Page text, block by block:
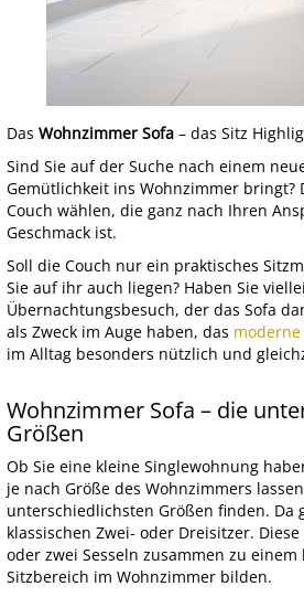
Das Wohnzimmer Sofa – das Sitz
Sind Sie auf der Suche nach einem
Gemütlichkeit ins Wohnzimmer bringt?
Couch wählen, die ganz nach Ihren
Geschmack ist.
Soll die Couch nur ein praktisches
Sie auf ihr auch liegen? Haben Sie
Übernachtungsbesuch, der das Sofa
als Zweck im Auge haben, das
im Alltag besonders nützlich und
Wohnzimmer Sofa – die
Größen
Ob Sie eine kleine Singlewohnung
je nach Größe des Wohnzimmers
unterschiedlichsten Größen finden. Da
klassischen Zwei- oder Dreisitzer.
oder zwei Sesseln zusammen zu
Sitzbereich im Wohnzimmer bilden.